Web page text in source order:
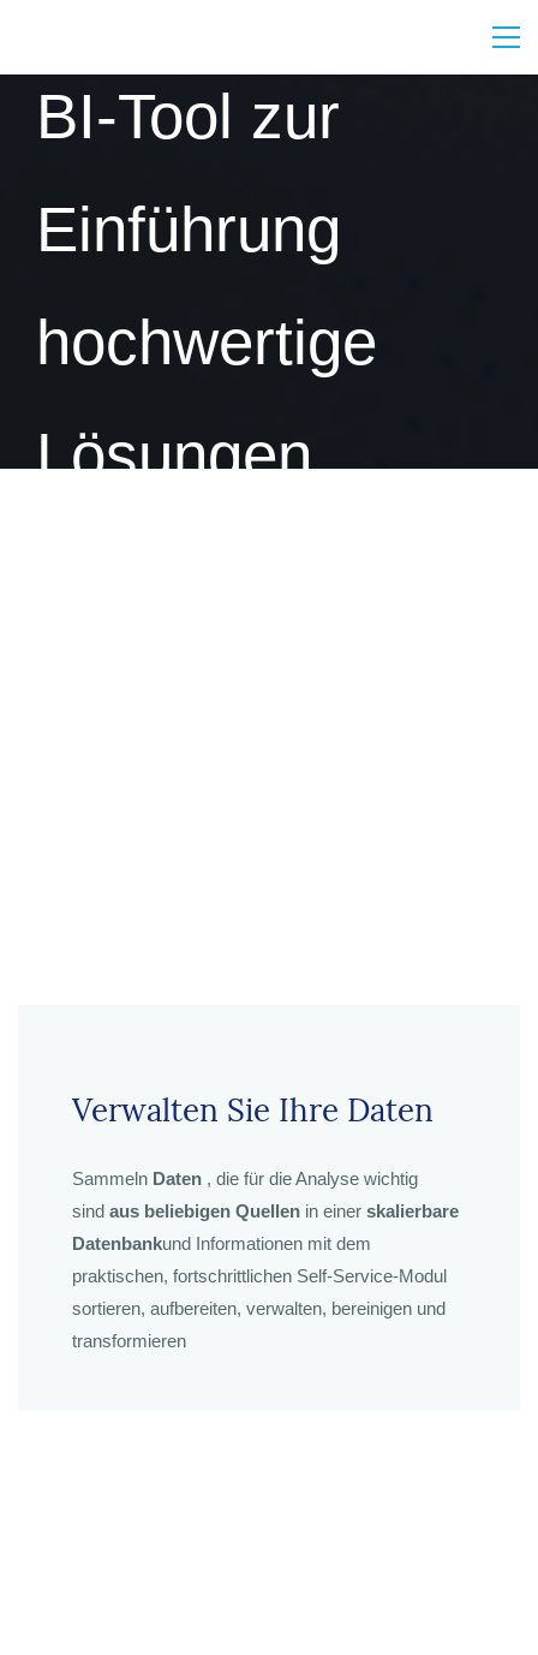
BI-Tool zur
Einführung
hochwertige
Lösungen
Verwalten Sie Ihre Daten
Sammeln Daten , die für die Analyse wichtig
sind aus beliebigen Quellen in einer skalierbare
Datenbankund Informationen mit dem
praktischen, fortschrittlichen Self-Service-Modul
sortieren, aufbereiten, verwalten, bereinigen und
transformieren